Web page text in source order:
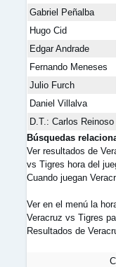
Gabriel Peñalba
Hugo Cid
Edgar Andrade
Fernando Meneses
Julio Furch
Daniel Villalva
D.T.: Carlos Reinoso
Búsquedas
Ver resultados de
vs Tigres hora del
Cuando juegan
Ver en el menú la
Veracruz vs Tigres
Resultados de